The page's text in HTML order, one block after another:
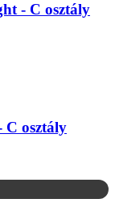
- C osztály
C osztály